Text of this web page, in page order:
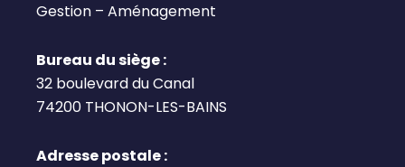
Gestion – Aménagement
Bureau du siège :
32 boulevard du Canal
74200 THONON-LES-BAINS
Adresse postale :